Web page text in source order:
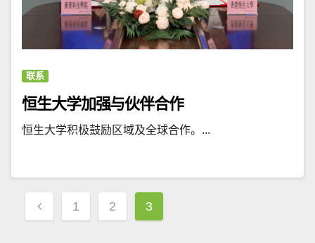
联系
恒生大学加强与伙伴合作
恒生大学积极鼓励区域及全球合作。...
文
章
1 2 3